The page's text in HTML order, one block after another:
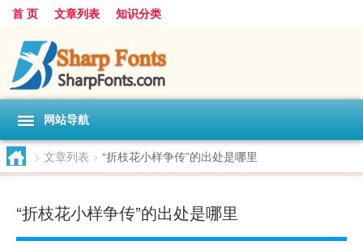
首 页 文章列表 知识分类
网站导航
> 文章列表 > “折枝花小样争传”的出处是哪里
“折枝花小样争传”的出处是哪里